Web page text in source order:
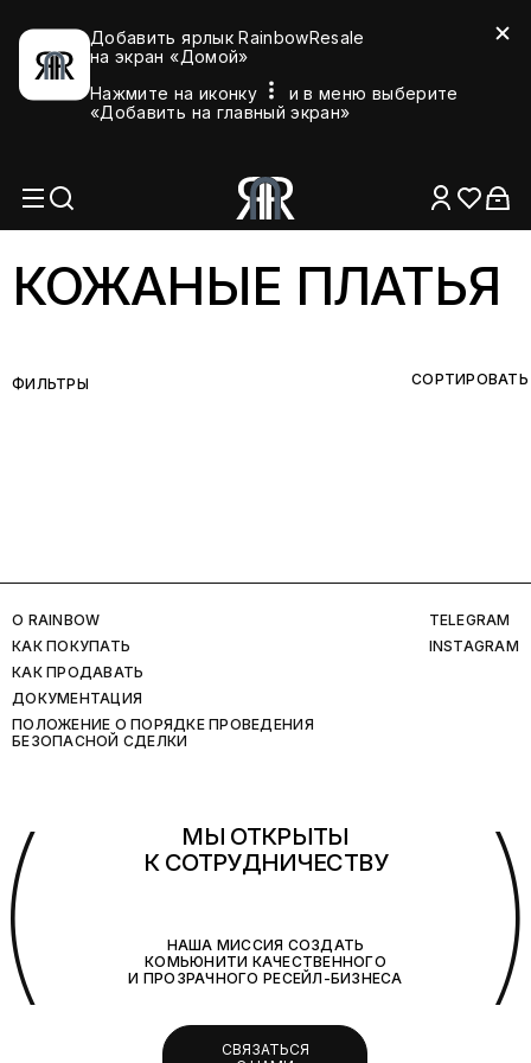
Добавить ярлык RainbowResale
на экран «Домой»
Нажмите на иконку
и в меню выберите
«Добавить на главный экран»
КОЖАНЫЕ ПЛАТЬЯ
ФИЛЬТРЫ СОРТИРОВАТЬ
O RAINBOW
КАК ПОКУПАТЬ
КАК ПРОДАВАТЬ
ДОКУМЕНТАЦИЯ
ПОЛОЖЕНИЕ О ПОРЯДКЕ ПРОВЕДЕНИЯ
БЕЗОПАСНОЙ СДЕЛКИ
TELEGRAM
INSTAGRAM
МЫ ОТКРЫТЫ
К СОТРУДНИЧЕСТВУ
НАША МИССИЯ СОЗДАТЬ
КОМЬЮНИТИ КАЧЕСТВЕННОГО
И ПРОЗРАЧНОГО РЕСЕЙЛ-БИЗНЕСА
СВЯЗАТЬСЯ